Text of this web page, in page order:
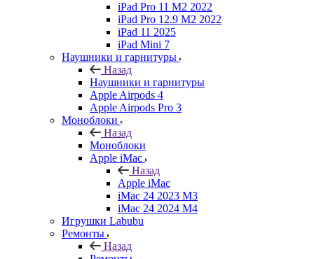
iPad Pro 11 M2 2022
iPad Pro 12.9 M2 2022
iPad 11 2025
iPad Mini 7
Наушники и гарнитуры
Назад
Наушники и гарнитуры
Apple Airpods 4
Apple Airpods Pro 3
Моноблоки
Назад
Моноблоки
Apple iMac
Назад
Apple iMac
iMac 24 2023 M3
iMac 24 2024 M4
Игрушки Labubu
Ремонты
Назад